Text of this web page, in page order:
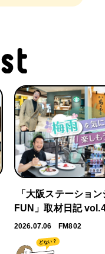
「大阪ステーショ
FUN」取材日記
2026.07.06 FM802
どない？